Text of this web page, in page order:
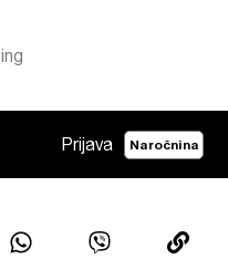
Prijava Naročnina